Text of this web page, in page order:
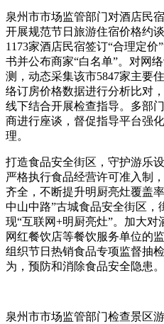
泉州市市场监管部门对酒店民
开展规范节日旅游住宿价格约
1173家酒店民宿签订“合理定
书并公布商家“白名单”。对网
测，动态采集该市5847家主要
络订房价格数据进行分析比对
线下结合开展检查指导。多部
商进行座谈，督促指导平台强
理。
打造食品安全街区，守护游乐
严格执行食品经营许可准入制
齐全，不断提升明厨亮灶覆盖
中山中路”古城食品安全街区，
现“互联网+明厨亮灶”。加大对
网红餐饮店等餐饮服务单位的
组织节日热销食品专项监督抽
为，预防和消除食品安全隐患。
泉州市市场监管部门检查景区